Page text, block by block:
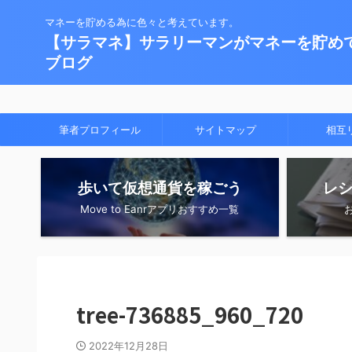
マネーを貯める為に色々と考えています。
【サラマネ】サラリーマンがマネーを貯め
ブログ
筆者プロフィール サイトマップ 相互
歩いて仮想通貨を稼ごう
Move to Eanrアプリおすすめ一覧
レ
tree-736885_960_720
2022年12月28日